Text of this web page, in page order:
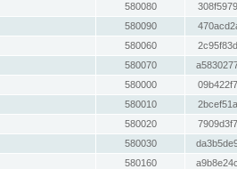
580080
580090
580060
580070
580000
580010
580020
580030
580160